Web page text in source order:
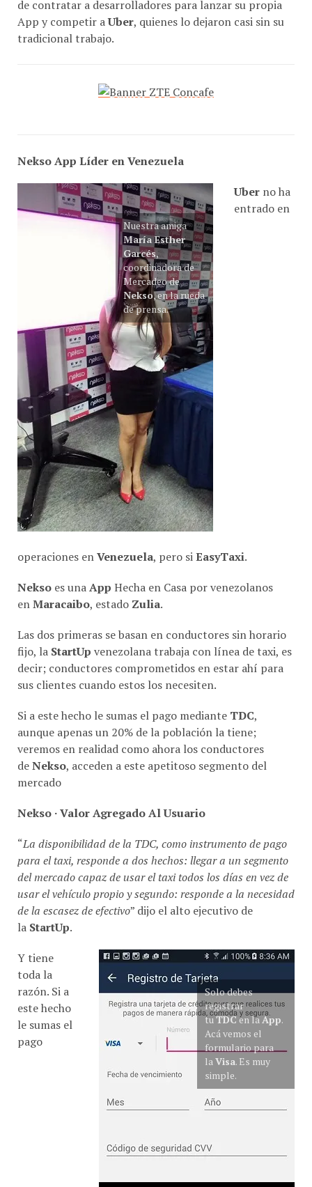
de contratar a desarrolladores para lanzar su propia
App y competir aUber, quienes lo dejaron casi sin su
tradicional trabajo.
Nekso App Líder en Venezuela
Nuestra amiga
María Esther
Garcés,
coordinadora de
Mercadeo de
Nekso, en la rueda
de prensa.
Uber no ha
entrado en
operaciones enVenezuela, pero siEasyTaxi.
Nekso es unaApp Hecha en Casa por venezolanos
enMaracaibo, estado Zulia.
Las dos primeras se basan en conductores sin horario
fijo, la StartUp venezolana trabaja con línea de taxi, es
decir; conductores comprometidos en estar ahí para
sus clientes cuando estos los necesiten.
Si a este hecho le sumas el pago mediante TDC,
aunque apenas un 20% de la población la tiene;
veremos en realidad como ahora los conductores
deNekso, acceden a este apetitoso segmento del
mercado
Nekso · Valor Agregado Al Usuario
“La disponibilidad de la TDC, como instrumento de pago
para el taxi, responde a dos hechos: llegar a un segmento
del mercado capaz de usar el taxi todos los días en vez de
usar el vehículo propio y segundo: responde a la necesidad
de la escasez de efectivo” dijo el alto ejecutivo de
la StartUp.
Solo debes
registrar
tuTDCen laApp.
Acá vemos el
formulario para
la Visa. Es muy
simple.
Y tiene
toda la
razón. Si a
este hecho
le sumas el
pago